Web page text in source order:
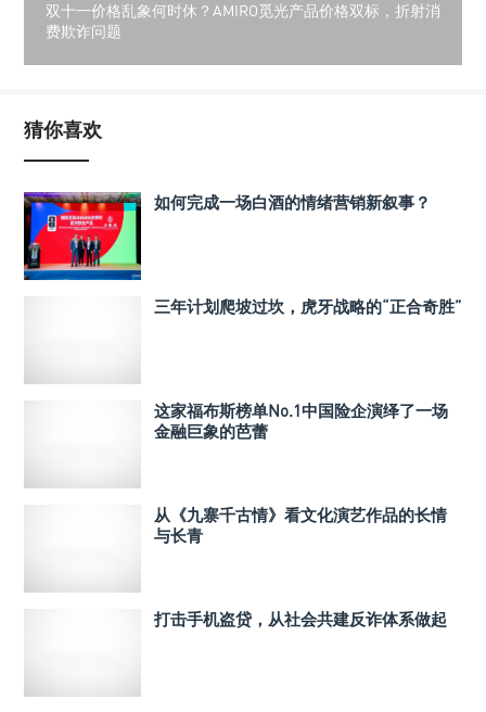
双十一价格乱象何时休？AMIRO觅光产品价格双标，折射消
费欺诈问题
猜你喜欢
如何完成一场白酒的情绪营销新叙事？
三年计划爬坡过坎，虎牙战略的“正合奇胜”
这家福布斯榜单No.1中国险企演绎了一场
金融巨象的芭蕾
从《九寨千古情》看文化演艺作品的长情
与长青
打击手机盗贷，从社会共建反诈体系做起